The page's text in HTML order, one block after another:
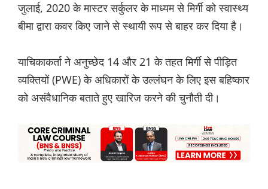
जुलाई, 2020 के मास्टर सर्कुलर के माध्यम से मिर्गी को स्वास्थ्य
बीमा द्वारा कवर किए जाने से स्थायी रूप से बाहर कर दिया है।
याचिकाकर्ता ने अनुच्छेद 14 और 21 के तहत मिर्गी से पीड़ित
व्यक्तियों (PWE) के अधिकारों के उल्लंघन के लिए इस बहिष्कार
को असंवैधानिक बताते हुए खारिज करने की चुनौती दी।